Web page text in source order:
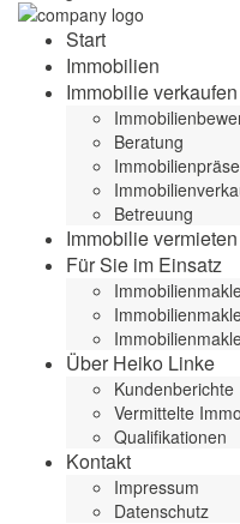
Start
Immobilien
Immobilie verkaufen
Beratung
Betreuung
Immobilie vermieten
Für Sie im Einsatz
Über Heiko Linke
Kundenberichte
Vermittelte
Qualifikationen
Kontakt
Impressum
Datenschutz